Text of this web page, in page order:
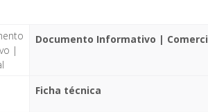
Documento Informativo |
Ficha técnica